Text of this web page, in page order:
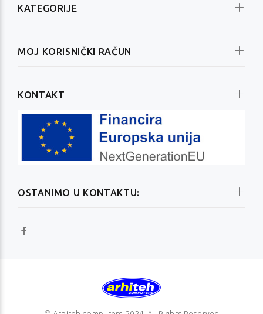
OSTANIMO U KONTAKTU:
KATEGORIJE
MOJ KORISNIČKI RAČUN
KONTAKT